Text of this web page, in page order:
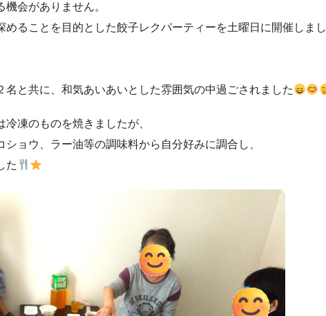
会がありません。
ることを目的とした餃子レクパーティーを土曜日に開催しまし
名と共に、和気あいあいとした雰囲気の中過ごされました
凍のものを焼きましたが、
ョウ、ラー油等の調味料から自分好みに調合し、
た